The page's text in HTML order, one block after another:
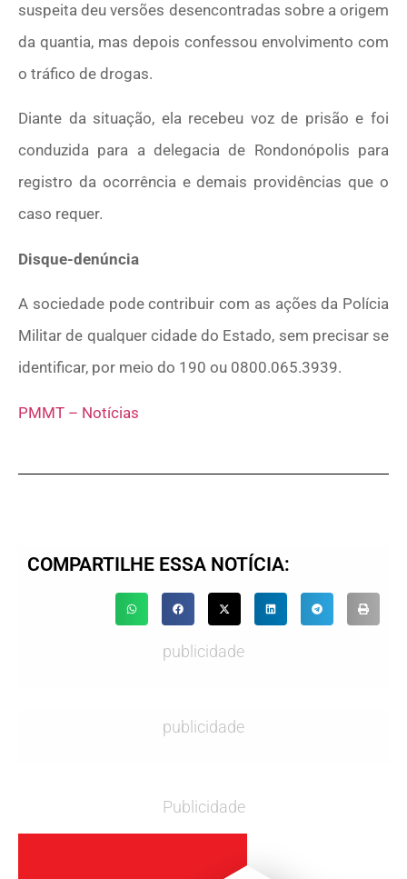
suspeita deu versões desencontradas sobre a origem
da quantia, mas depois confessou envolvimento com
o tráfico de drogas.
Diante da situação, ela recebeu voz de prisão e foi
conduzida para a delegacia de Rondonópolis para
registro da ocorrência e demais providências que o
caso requer.
Disque-denúncia
A sociedade pode contribuir com as ações da Polícia
Militar de qualquer cidade do Estado, sem precisar se
identificar, por meio do 190 ou 0800.065.3939.
PMMT – Notícias
COMPARTILHE ESSA NOTÍCIA:
publicidade
publicidade
Publicidade